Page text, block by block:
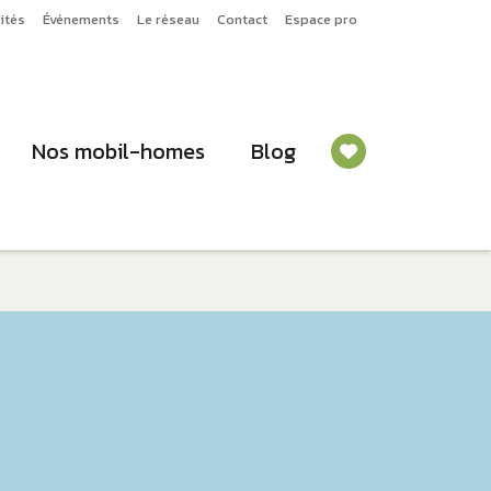
Événements Le réseau Contact Espace pro
Nos mobil-homes Blog